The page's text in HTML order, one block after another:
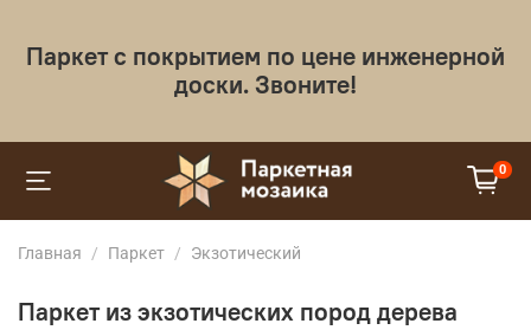
Паркет с покрытием по цене инженерной
доски. Звоните!
0
Главная Паркет Экзотический
Паркет из экзотических пород дерева